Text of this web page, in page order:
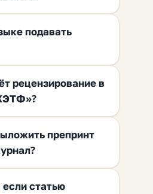
подавать
рецензирование в
препринт
статью